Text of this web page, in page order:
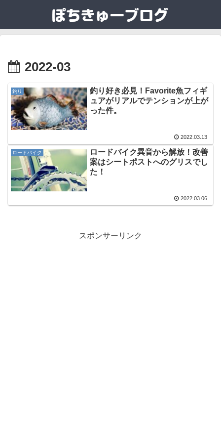
2022-03
釣り
釣り好き必見！Favorite魚フィギ
ュアがリアルでテンションが上が
った件。
2022.03.13
ロードバイク
ロードバイク異音から解放！改善
案はシートポストへのグリスでし
た！
2022.03.06
スポンサーリンク